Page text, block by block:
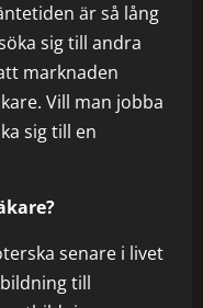
är så lång
sig till andra
marknaden
Vill man jobba
sig till en
senare i livet
till